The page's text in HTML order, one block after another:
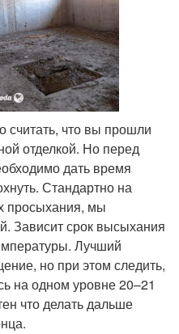
считать, что вы прошли
отделкой. Но перед
дать время
Стандартно на
просыхания, мы
Зависит срок высыхания
Лучший
но при этом следить,
на одном уровне 20–21
что делать дальше